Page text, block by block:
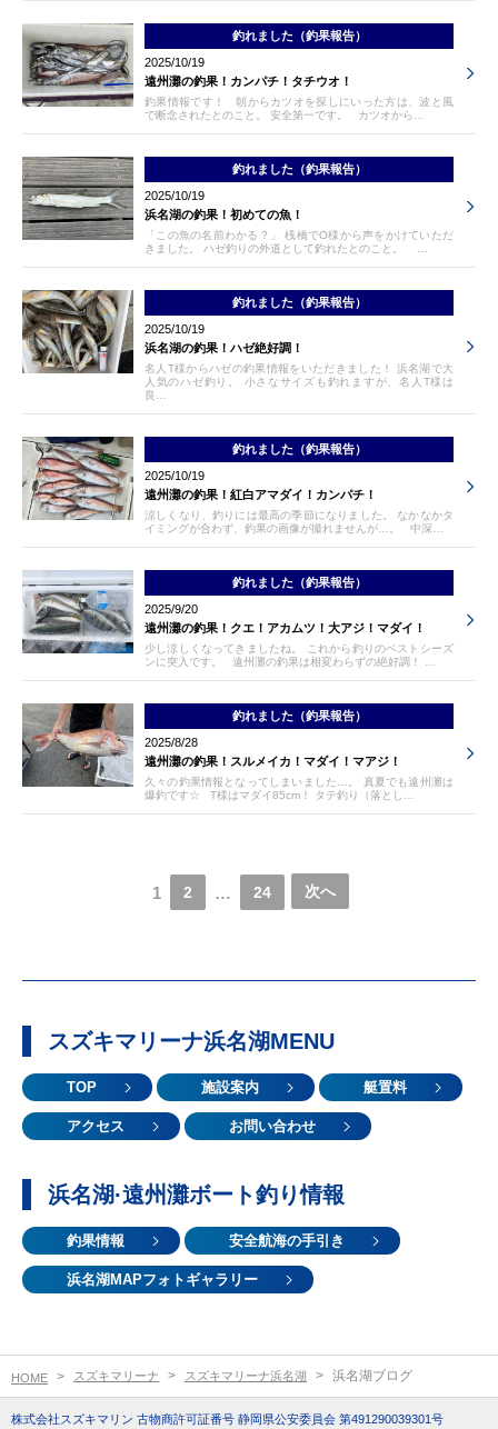
釣れました（釣果報告）
2025/10/19
遠州灘の釣果！カンパチ！タチウオ！
釣果情報です！ 朝からカツオを探しにいった方は、波と風
で断念されたとのこと。 安全第一です。 カツオから…
釣れました（釣果報告）
2025/10/19
浜名湖の釣果！初めての魚！
「この魚の名前わかる？」 桟橋でO様から声をかけていただ
きました。 ハゼ釣りの外道として釣れたとのこと。 …
釣れました（釣果報告）
2025/10/19
浜名湖の釣果！ハゼ絶好調！
名人T様からハゼの釣果情報をいただきました！ 浜名湖で大
人気のハゼ釣り。 小さなサイズも釣れますが、名人T様は
良…
釣れました（釣果報告）
2025/10/19
遠州灘の釣果！紅白アマダイ！カンパチ！
涼しくなり、釣りには最高の季節になりました。 なかなかタ
イミングが合わず、釣果の画像が撮れませんが…。 中深…
釣れました（釣果報告）
2025/9/20
遠州灘の釣果！クエ！アカムツ！大アジ！マダイ！
少し涼しくなってきましたね。 これから釣りのベストシーズ
ンに突入です。 遠州灘の釣果は相変わらずの絶好調！ …
釣れました（釣果報告）
2025/8/28
遠州灘の釣果！スルメイカ！マダイ！マアジ！
久々の釣果情報となってしまいました…。 真夏でも遠州灘は
爆釣です☆ T様はマダイ85cm！ タテ釣り（落とし…
1 2 … 24 次へ
スズキマリーナ浜名湖MENU
TOP 施設案内 艇置料
アクセス お問い合わせ
浜名湖·遠州灘ボート釣り情報
釣果情報 安全航海の手引き
浜名湖MAPフォトギャラリー
HOME スズキマリーナ スズキマリーナ浜名湖 浜名湖ブログ
株式会社スズキマリン 古物商許可証番号 静岡県公安委員会 第491290039301号